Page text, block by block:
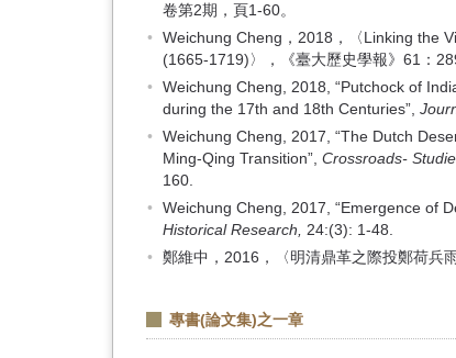
卷第2期，頁1-60。
Weichung Cheng，2018，〈Linking the
(1665-1719)〉，《臺大歷史學報》61：
Weichung Cheng, 2018, “Putchock of
during the 17th and 18th Centuries”,
Weichung Cheng, 2017, “The Dutch
Ming-Qing Transition”, Crossroads-
160.
Weichung Cheng, 2017, “Emergence of
Historical Research, 24:(3): 1-48.
鄭維中，2016，〈明清鼎革之際投鄭荷兵
專書(論文集)之一章